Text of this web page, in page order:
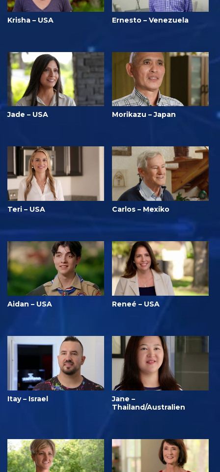
Krisha – USA Ernesto – Venezuela
Jade – USA Morikazu – Japan
Teri – USA Carlos – Mexiko
Aidan – USA Reneé – USA
Itay – Israel
Jane –
Thailand/Australien